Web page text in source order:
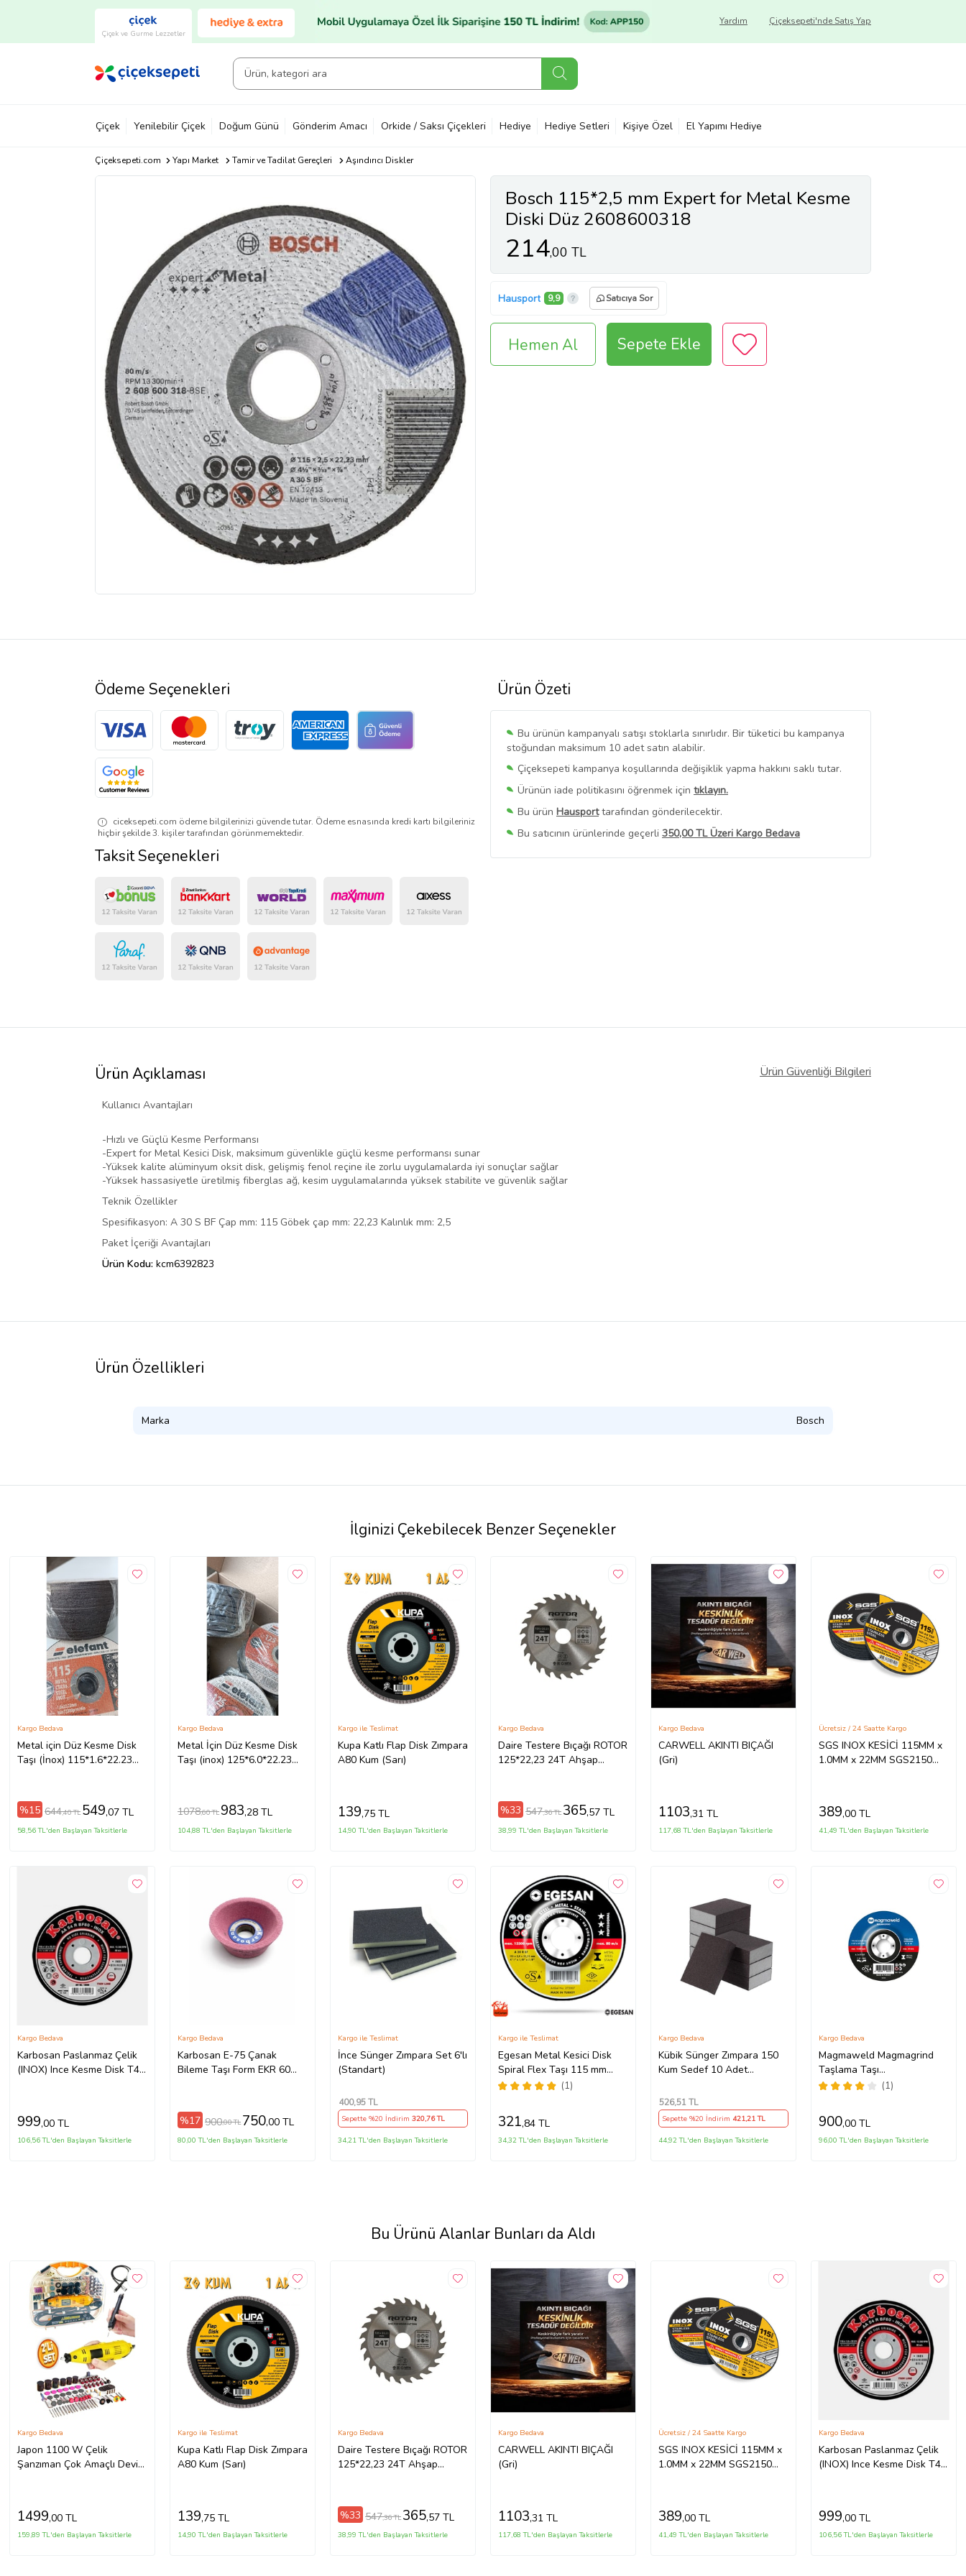
Çiçek ve Gurme Lezzetler
Çiçeksepeti'nde Satış Yap
Yardım
Çiçek Yenilebilir Çiçek Doğum Günü Gönderim Amacı Orkide / Saksı Çiçekleri Hediye Hediye Setleri Kişiye Özel El Yapımı Hediye
Çiçeksepeti.com Yapı Market Tamir ve Tadilat Gereçleri Aşındırıcı Diskler
Bosch 115*2,5 mm Expert for Metal Kesme
Diski Düz 2608600318
214,00 TL
Hausport 9,9 Satıcıya Sor
Hemen Al Sepete Ekle
Ürün Özeti
Bu ürünün kampanyalı satışı stoklarla sınırlıdır. Bir tüketici bu kampanya
stoğundan maksimum 10 adet satın alabilir.
Çiçeksepeti kampanya koşullarında değişiklik yapma hakkını saklı tutar.
Ürünün iade politikasını öğrenmek için tıklayın.
Bu ürün Hausporttarafından gönderilecektir.
Bu satıcının ürünlerinde geçerli 350,00 TL Üzeri Kargo Bedava
Bu SatıcınınTüm Ürünlerini Görüntüle
Ödeme Seçenekleri
ciceksepeti.com ödeme bilgilerinizi güvende tutar. Ödeme esnasında kredi kartı bilgileriniz
hiçbir şekilde 3. kişiler tarafından görünmemektedir.
Taksit Seçenekleri
Ürün Açıklaması Ürün Güvenliği Bilgileri
Kullanıcı Avantajları
-Hızlı ve Güçlü Kesme Performansı
-Expert for Metal Kesici Disk, maksimum güvenlikle güçlü kesme performansı sunar
-Yüksek kalite alüminyum oksit disk, gelişmiş fenol reçine ile zorlu uygulamalarda iyi sonuçlar sağlar
-Yüksek hassasiyetle üretilmiş fiberglas ağ, kesim uygulamalarında yüksek stabilite ve güvenlik sağlar
Teknik Özellikler
Spesifikasyon: A 30 S BF Çap mm: 115 Göbek çap mm: 22,23 Kalınlık mm: 2,5
Paket İçeriği Avantajları
Ürün Kodu: kcm6392823
Ürün Özellikleri
Marka Bosch
İlginizi Çekebilecek Benzer Seçenekler
Metal için Düz Kesme Disk
Taşı (İnox) 115*1.6*22.23
Kargo Bedava
%15 644,40 TL 549,07 TL
58,56 TL'den Başlayan Taksitlerle
Metal İçin Düz Kesme Disk
Taşı (inox) 125*6.0*22.23
Kargo Bedava
1078,60 TL 983,28 TL
104,88 TL'den Başlayan Taksitlerle
Kupa Katlı Flap Disk Zımpara
A80 Kum (Sarı)
Kargo ile Teslimat
139,75 TL
14,90 TL'den Başlayan Taksitlerle
Daire Testere Bıçağı ROTOR
125*22,23 24T Ahşap
Kargo Bedava
%33 547,36 TL 365,57 TL
38,99 TL'den Başlayan Taksitlerle
CARWELL AKINTI BIÇAĞI
(Gri)
Kargo Bedava
1103,31 TL
117,68 TL'den Başlayan Taksitlerle
SGS INOX KESİCİ 115MM x
1.0MM x 22MM SGS2150
Ücretsiz / 24 Saatte Kargo
389,00 TL
41,49 TL'den Başlayan Taksitlerle
Karbosan Paslanmaz Çelik
(INOX) Ince Kesme Disk T41
Kargo Bedava
999,00 TL
106,56 TL'den Başlayan Taksitlerle
Karbosan E-75 Çanak
Bileme Taşı Form EKR 60
Kargo Bedava
%17 900,00 TL 750,00 TL
80,00 TL'den Başlayan Taksitlerle
İnce Sünger Zımpara Set 6'lı
(Standart)
Kargo ile Teslimat
400,95 TL
Sepette %20 İndirim 320,76 TL
34,21 TL'den Başlayan Taksitlerle
Egesan Metal Kesici Disk
Spiral Flex Taşı 115 mm
(115X3 Küçük Boy)
(1)
Kargo ile Teslimat
321,84 TL
34,32 TL'den Başlayan Taksitlerle
Kübik Sünger Zımpara 150
Kum Sedef 10 Adet
Kargo Bedava
526,51 TL
Sepette %20 İndirim 421,21 TL
44,92 TL'den Başlayan Taksitlerle
Magmaweld Magmagrind
Taşlama Taşı
-115x6.0x22mm-
(1)
Kargo Bedava
900,00 TL
96,00 TL'den Başlayan Taksitlerle
Bu Ürünü Alanlar Bunları da Aldı
Japon 1100 W Çelik
Şanzıman Çok Amaçlı Devir
Kargo Bedava
1499,00 TL
159,89 TL'den Başlayan Taksitlerle
Kupa Katlı Flap Disk Zımpara
A80 Kum (Sarı)
Kargo ile Teslimat
139,75 TL
14,90 TL'den Başlayan Taksitlerle
Daire Testere Bıçağı ROTOR
125*22,23 24T Ahşap
Kargo Bedava
%33 547,36 TL 365,57 TL
38,99 TL'den Başlayan Taksitlerle
CARWELL AKINTI BIÇAĞI
(Gri)
Kargo Bedava
1103,31 TL
117,68 TL'den Başlayan Taksitlerle
SGS INOX KESİCİ 115MM x
1.0MM x 22MM SGS2150
Ücretsiz / 24 Saatte Kargo
389,00 TL
41,49 TL'den Başlayan Taksitlerle
Karbosan Paslanmaz Çelik
(INOX) Ince Kesme Disk T41
Kargo Bedava
999,00 TL
106,56 TL'den Başlayan Taksitlerle